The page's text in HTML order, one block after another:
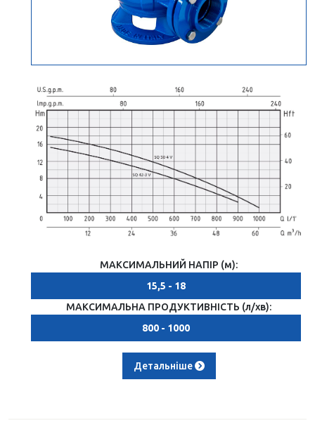
МАКСИМАЛЬНИЙ НАПІР (м):
15,5 - 18
МАКСИМАЛЬНА ПРОДУКТИВНІСТЬ (л/хв):
800 - 1000
Детальніше